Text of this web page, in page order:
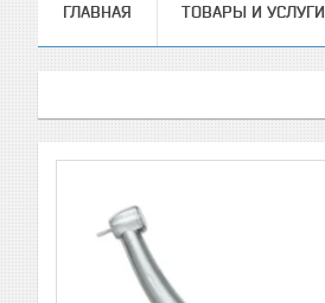
ГЛАВНАЯ ТОВАРЫ И УСЛУГИ